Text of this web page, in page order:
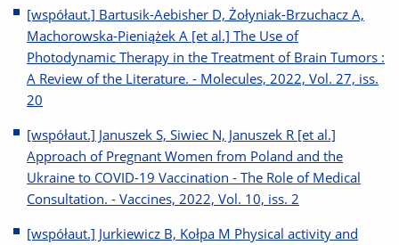
[współaut.] Bartusik-Aebisher D, Żołyniak-Brzuchacz A,
Machorowska-Pieniążek A [et al.] The Use of
Photodynamic Therapy in the Treatment of Brain Tumors :
A Review of the Literature. - Molecules, 2022, Vol. 27, iss.
20
[współaut.] Januszek S, Siwiec N, Januszek R [et al.]
Approach of Pregnant Women from Poland and the
Ukraine to COVID-19 Vaccination - The Role of Medical
Consultation. - Vaccines, 2022, Vol. 10, iss. 2
[współaut.] Jurkiewicz B, Kołpa M Physical activity and